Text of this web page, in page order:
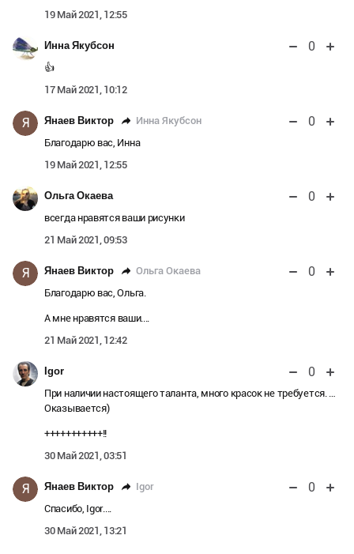
19 Май 2021, 12:55
Инна Якубсон 0
👍
17 Май 2021, 10:12
Я Янаев Виктор Инна Якубсон 0
Благодарю вас, Инна
19 Май 2021, 12:55
Ольга Окаева 0
всегда нравятся ваши рисунки
21 Май 2021, 09:53
Я Янаев Виктор Ольга Окаева 0
Благодарю вас, Ольга.
А мне нравятся ваши....
21 Май 2021, 12:42
Igor 0
При наличии настоящего таланта, много красок не требуется. …
Оказывается)
+++++++++++!!
30 Май 2021, 03:51
Я Янаев Виктор Igor 0
Спасибо, Igor....
30 Май 2021, 13:21